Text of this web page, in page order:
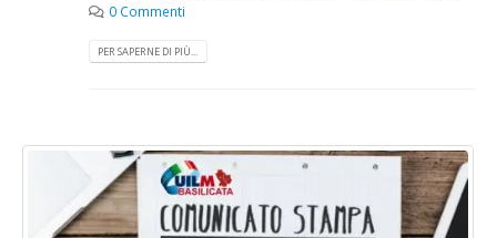
0 Commenti
PER SAPERNE DI PIÙ...